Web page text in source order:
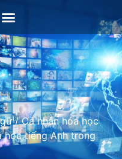
/Cá nhân hóa học
học tiếng Anh trong